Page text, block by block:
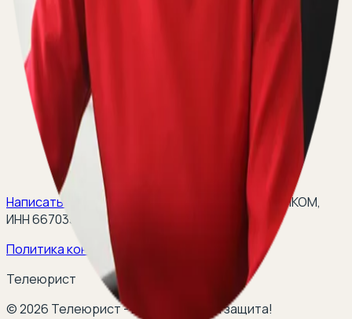
Написать на email:
ООО ЭЛКОМ,
ИНН 6670334641, ОГРН 1116670009796
Политика конфиденциальности
Телеюрист
©2026 Телеюрист - ваша правовая защита!